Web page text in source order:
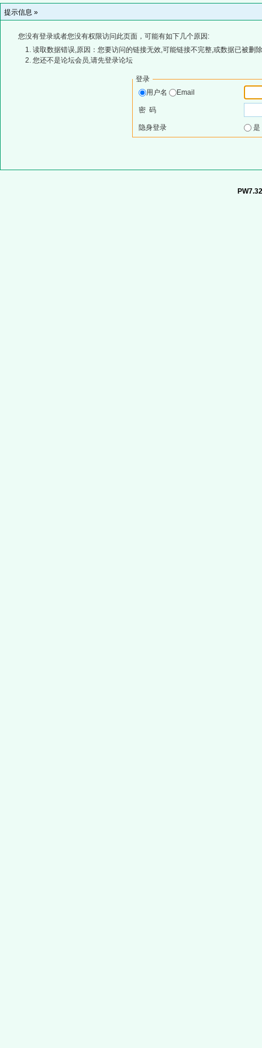
提示信息 »
您没有登录或者您没有权限访问此页面，可能有如下几个原因:
读取数据错误,原因：您要访问的链接无效,可能链接不完整,或数据已被删
您还不是论坛会员,请先登录论坛
登录
用户名
Email
密 码
隐身登录